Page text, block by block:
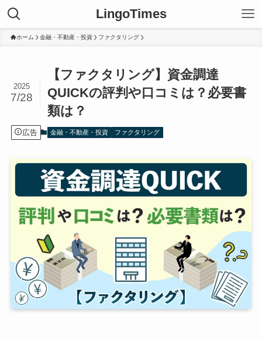
LingoTimes
ホーム 金融・不動産・投資 ファクタリング
【ファクタリング】資金調達
QUICKの評判や口コミは？必要書
類は？
2025
7/28
広告 金融・不動産・投資 ファクタリング